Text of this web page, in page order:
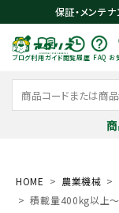
保証・メンテ
ブログ利用ガイド閲覧履歴 FAQ お
meeting_room ログイン
HOME 農業機械
積載量400kg以上